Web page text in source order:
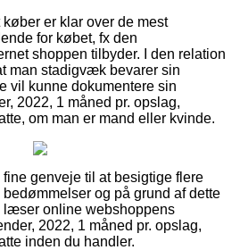
er klar over de mest
for købet, fx den
shoppen tilbyder. I den relation
man stadigvæk bevarer sin
vil kunne dokumentere sin
2022, 1 måned pr. opslag,
om man er mand eller kvinde.
genveje til at besigtige flere
og på grund af dette
læser online webshoppens
2022, 1 måned pr. opslag,
inden du handler.